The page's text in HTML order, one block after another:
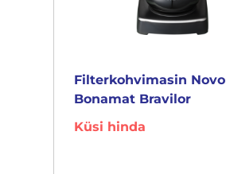
Filterkohvimasin Novo
Bonamat Bravilor
Küsi hinda